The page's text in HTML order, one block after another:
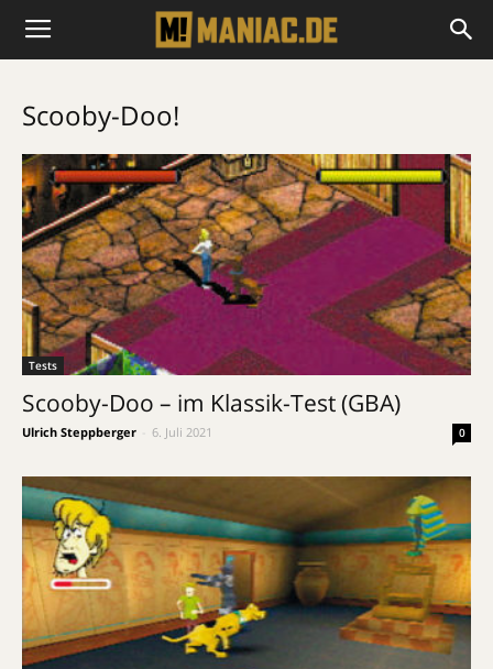
Scooby-Doo!
Tests
Scooby-Doo – im Klassik-Test (GBA)
Ulrich Steppberger 6. Juli 2021 0